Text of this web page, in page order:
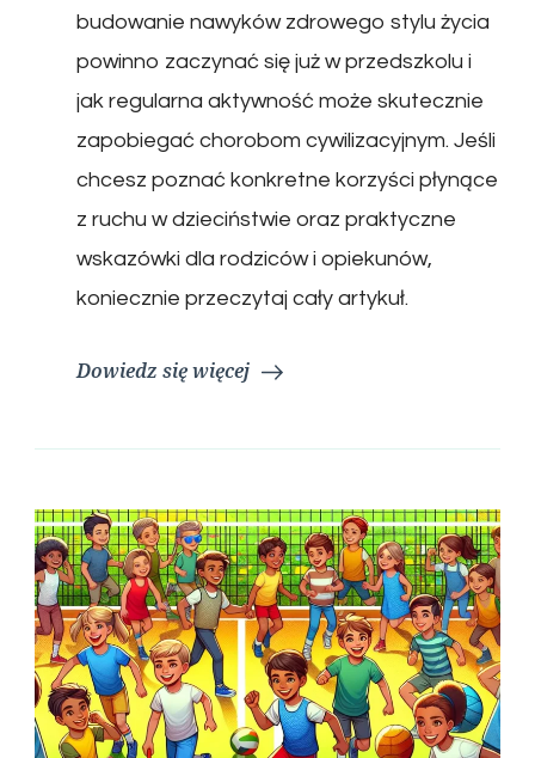
budowanie nawyków zdrowego stylu życia
powinno zaczynać się już w przedszkolu i
jak regularna aktywność może skutecznie
zapobiegać chorobom cywilizacyjnym. Jeśli
chcesz poznać konkretne korzyści płynące
z ruchu w dzieciństwie oraz praktyczne
wskazówki dla rodziców i opiekunów,
koniecznie przeczytaj cały artykuł.
Dowiedz się więcej